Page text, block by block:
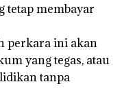
tetap membayar
perkara ini akan
yang tegas, atau
tanpa